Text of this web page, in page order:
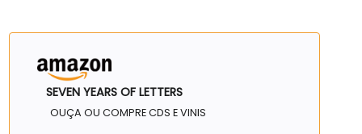
SEVEN YEARS OF LETTERS
OUÇA OU COMPRE CDS E VINIS